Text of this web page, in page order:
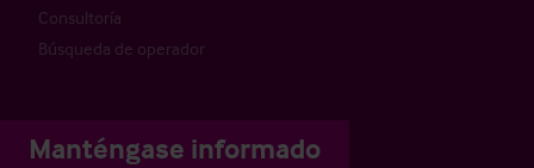
Consultoría
Búsqueda de operador
Manténgase informado